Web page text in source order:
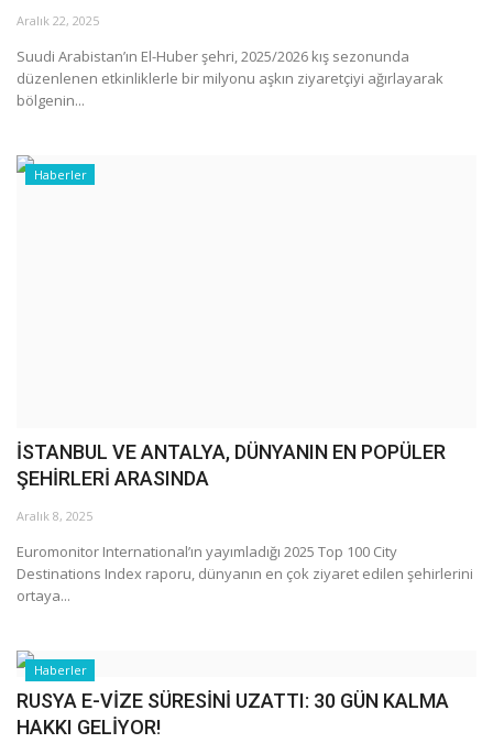
Aralık 22, 2025
Suudi Arabistan’ın El-Huber şehri, 2025/2026 kış sezonunda
düzenlenen etkinliklerle bir milyonu aşkın ziyaretçiyi ağırlayarak
bölgenin...
Haberler
İSTANBUL VE ANTALYA, DÜNYANIN EN POPÜLER
ŞEHİRLERİ ARASINDA
Aralık 8, 2025
Euromonitor International’ın yayımladığı 2025 Top 100 City
Destinations Index raporu, dünyanın en çok ziyaret edilen şehirlerini
ortaya...
Haberler
RUSYA E-VİZE SÜRESİNİ UZATTI: 30 GÜN KALMA
HAKKI GELİYOR!